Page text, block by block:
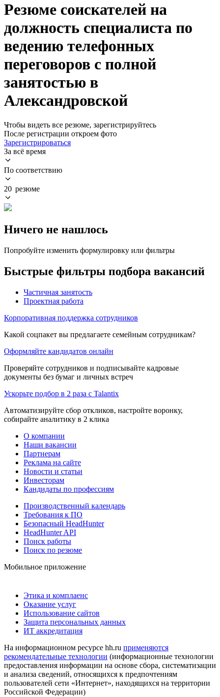
Резюме соискателей на
должность специалиста по
ведению телефонных
переговоров с полной
занятостью в
Александровской
Чтобы видеть все резюме, зарегистрируйтесь
После регистрации откроем фото
Зарегистрироваться
За всё время
По соответствию
20 резюме
Ничего не нашлось
Попробуйте изменить формулировку или фильтры
Быстрые фильтры подбора вакансий
Частичная занятость
Проектная работа
Корпоративная поддержка сотрудников
Какой соцпакет вы предлагаете семейным сотрудникам?
Оформляйте кандидатов онлайн
Проверяйте сотрудников и подписывайте кадровые
документы без бумаг и личных встреч
Ускорьте подбор в 2 раза с Talantix
Автоматизируйте сбор откликов, настройте воронку,
собирайте аналитику в 2 клика
О компании
Наши вакансии
Партнерам
Реклама на сайте
Новости и статьи
Инвесторам
Кандидаты по профессиям
Производственный календарь
Требования к ПО
Безопасный HeadHunter
HeadHunter API
Поиск работы
Поиск по резюме
Мобильное приложение
Этика и комплаенс
Оказание услуг
Использование сайтов
Защита персональных данных
ИТ аккредитация
На информационном ресурсе hh.ru применяются
рекомендательные технологии (информационные технологии
предоставления информации на основе сбора, систематизации
и анализа сведений, относящихся к предпочтениям
пользователей сети «Интернет», находящихся на территории
Российской Федерации)